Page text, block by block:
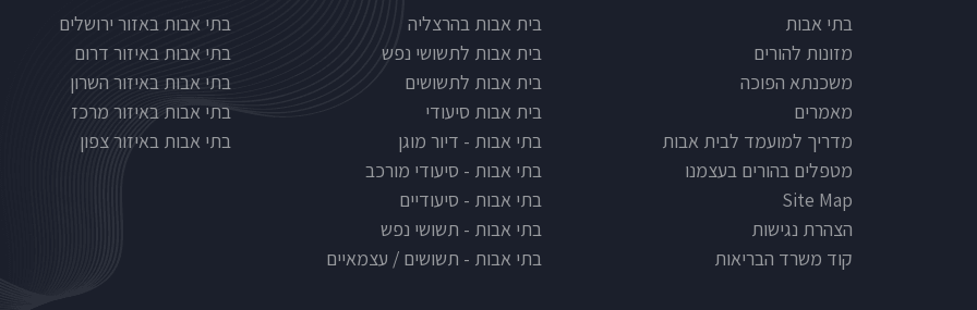
Footer
בתי אבות
מזונות להורים
משכנתא הפוכה
מאמרים
מדריך למועמד לבית אבות
מטפלים בהורים בעצמנו
Site Map
הצהרת נגישות
קוד משרד הבריאות
Nursinghouse type
בית אבות בהרצליה
בית אבות לתשושי נפש
בית אבות לתשושים
בית אבות סיעודי
בתי אבות - דיור מוגן
בתי אבות - סיעודי מורכב
בתי אבות - סיעודיים
בתי אבות - תשושי נפש
בתי אבות - תשושים / עצמאיים
בתי אבות לפי אזורים
בתי אבות באזור ירושלים
בתי אבות באיזור דרום
בתי אבות באיזור השרון
בתי אבות באיזור מרכז
בתי אבות באיזור צפון